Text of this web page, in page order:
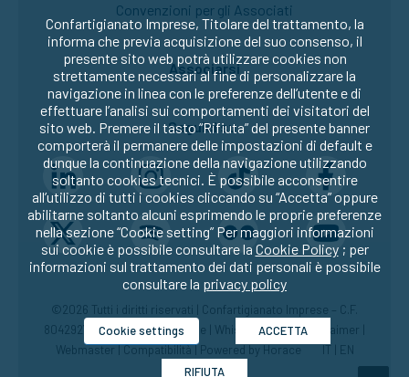
Convenzioni per gli Associati
Associarsi
Seguici su:
©2026 Tutti i diritti riservati | Confartigianato Imprese – C.F.
80429270582 |Privacy|Cookie Whistleblowing|Disclaimer
Webmaster|Compatibilità| Powered by Horace IT EN
Confartigianato Imprese, Titolare del trattamento, la
informa che previa acquisizione del suo consenso, il
presente sito web potrà utilizzare cookies non
strettamente necessari al fine di personalizzare la
navigazione in linea con le preferenze dell’utente e di
effettuare l’analisi sui comportamenti dei visitatori del
sito web. Premere il tasto “Rifiuta” del presente banner
comporterà il permanere delle impostazioni di default e
dunque la continuazione della navigazione utilizzando
soltanto cookies tecnici. È possibile acconsentire
all’utilizzo di tutti i cookies cliccando su “Accetta” oppure
abilitarne soltanto alcuni esprimendo le proprie preferenze
nella sezione “Cookie setting” Per maggiori informazioni
sui cookie è possibile consultare la Cookie Policy; per
informazioni sul trattamento dei dati personali è possibile
consultare la privacy policy
Cookie settings ACCETTA
RIFIUTA